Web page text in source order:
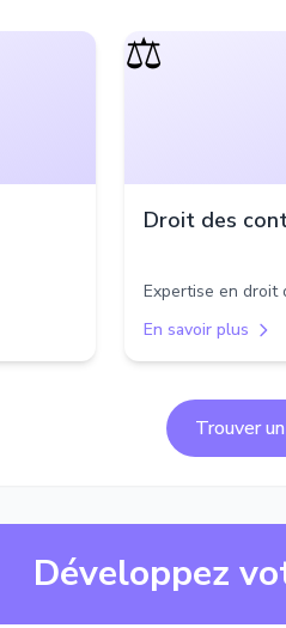
⚖️
Droit des
Expertise en droit
En savoir plus
Trouver
Développez